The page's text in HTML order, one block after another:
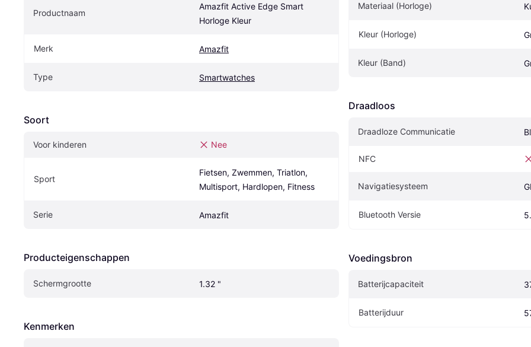
Productnaam
Amazfit Active Edge Smart
Horloge Kleur
Merk Amazfit
Type Smartwatches
Soort
Voor kinderen Nee
Sport
Fietsen, Zwemmen, Triatlon,
Multisport, Hardlopen, Fitness
Serie Amazfit
Producteigenschappen
Schermgrootte 1.32 "
Kenmerken
Materiaal (Horloge)
Kleur (Horloge)
Kleur (Band)
Draadloos
Draadloze Communicatie
NFC
Navigatiesysteem
Bluetooth Versie
Voedingsbron
Batterijcapaciteit
Batterijduur